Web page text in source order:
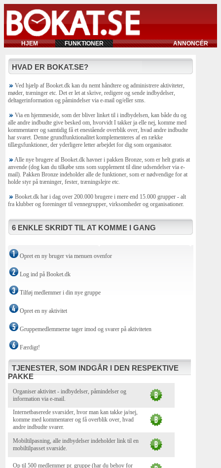
HJEM FUNKTIONER ANNONCÉR
HVAD ER BOKAT.SE?
Ved hjælp af Booket.dk kan du nemt håndtere og administrere aktiviteter,
møder, træninger etc. Det er let at skrive, redigere og sende indbydelser,
deltagerinformation og påmindelser via e-mail og/eller sms.
Via en hjemmeside, som der bliver linket til i indbydelsen, kan både du og
alle andre indbudte give besked om, hvorvidt I takker ja elle nej, komme med
kommentarer og samtidig få et enestående overblik over, hvad andre indbudte
har svaret. Denne grundfunktionalitet komplementeres af en række
tillægsfunktioner, der yderligere letter arbejdet for dig som organisator.
Alle nye brugere af Booket.dk havner i pakken Bronze, som er helt gratis at
anvende (dog kan du tilkøbe sms som supplement til dine udsendelser via e-
mail). Pakken Bronze indeholder alle de funktioner, som er nødvendige for at
holde styr på træninger, fester, træningslejre etc.
Booket.dk har i dag over 200.000 brugere i mere end 15.000 grupper - alt
fra klubber og foreninger til vennegrupper, virksomheder og organisationer.
6 ENKLE SKRIDT TIL AT KOMME I GANG
Opret en ny bruger via menuen ovenfor
Log ind på Booket.dk
Tilføj medlemmer i din nye gruppe
Opret en ny aktivitet
Gruppemedlemmerne tager imod og svarer på aktiviteten
Færdigt!
TJENESTER, SOM INDGÅR I DEN RESPEKTIVE
PAKKE
Organiser aktivitet - indbydelser, påmindelser og
information via e-mail.
Internetbaserede svarsider, hvor man kan takke ja/nej,
komme med kommentarer og få overblik over, hvad
andre indbudte svarer.
Mobiltilpasning, alle indbydelser indeholder link til en
mobiltilpasset svarside.
Op til 500 medlemmer pr. gruppe (har du behov for